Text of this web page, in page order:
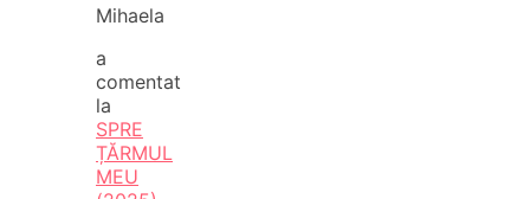
Mihaela
a
comentat
la
SPRE
ȚĂRMUL
MEU